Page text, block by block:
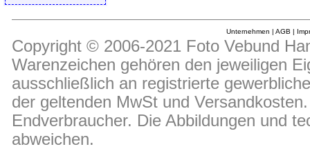
Unternehmen | AGB |
Copyright © 2006-2021 Foto Vebund
Warenzeichen gehören den jeweiligen
ausschließlich an registrierte
der geltenden MwSt und
Endverbraucher. Die Abbildungen und
abweichen.